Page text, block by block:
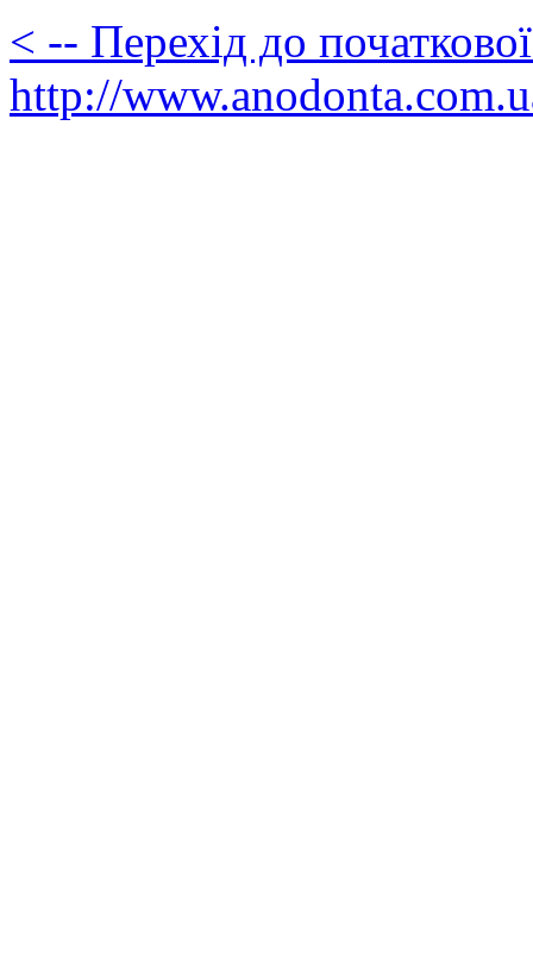
< -- Перехід до
http://